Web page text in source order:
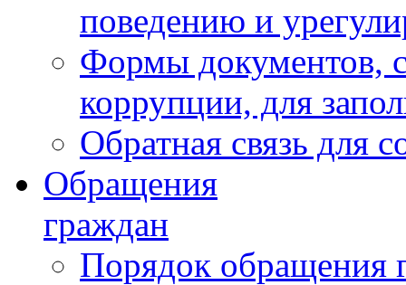
поведению и
Формы документов,
коррупции, для
Обратная связь для
Обращения
граждан
Порядок обращения